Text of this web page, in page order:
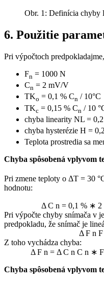
Obr. 1: Definícia chyby
6. Použitie
Pri výpočtoch
Fn = 1000 N
Cn = 2 mV/V
TKo = 0,1 % Cn / 10°C
TKc = 0,15 % Cn / 10
chyba linearity NL =
chyba hysterézie H =
Teplota prostredia sa
Chyba spôsobená vplyvom
Pri zmene teploty o ΔT = 30
hodnotu:
Δ C n = 0,1 % ∗ 2
Pri výpočte chyby snímača v
predpokladu, že snímač je
Δ F n F
Z toho vychádza chyba:
Δ F n = Δ C n C n ∗ F
Chyba spôsobená vplyvom